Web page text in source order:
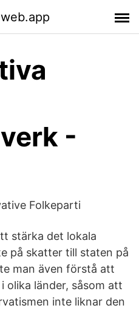
-
Folkeparti
stärka det lokala
på skatter till staten på
man även förstå att
olika länder, såsom att
inte liknar den